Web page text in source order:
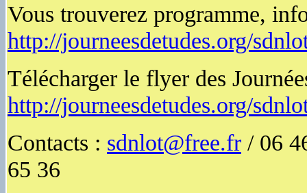
Vous trouverez programme,
http://journeesdetudes.org/
Télécharger le flyer des
http://journeesdetudes.org/
Contacts : sdnlot@free.fr / 06
65 36